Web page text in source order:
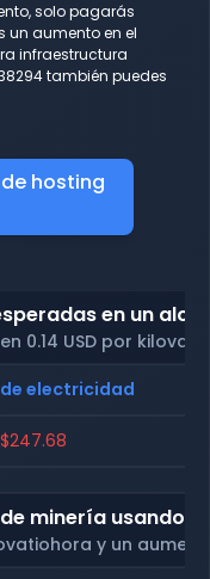
solo pagarás
un aumento en el
infraestructura
también puedes
hosting
en un
0.14 USD por
electricidad
$247.68
minería usando
y un